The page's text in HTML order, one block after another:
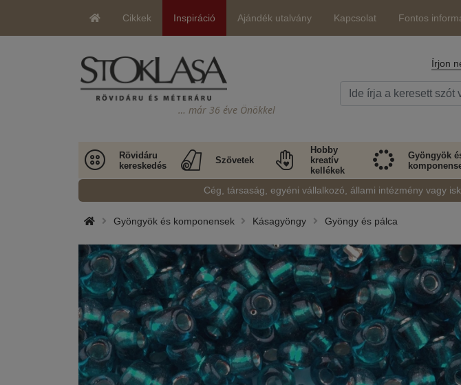
Cikkek Inspiráció Ajándék utalvány Kapcsolat Fontos
… már 36 éve Önökkel
Írjon
Rövidáru
kereskedés
Szövetek
Hobby
kreatív
kellékek
Gyöngyök
Cég, társaság, egyéni vállalkozó, állami intézmény vagy
Gyöngyök és komponensek Kásagyöngy Gyöngy és pálca